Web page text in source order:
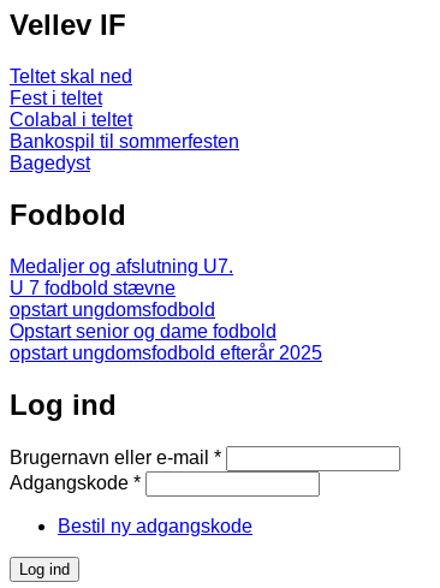
Vellev IF
Teltet skal ned
Fest i teltet
Colabal i teltet
Bankospil til sommerfesten
Bagedyst
Fodbold
Medaljer og afslutning U7.
U 7 fodbold stævne
opstart ungdomsfodbold
Opstart senior og dame fodbold
opstart ungdomsfodbold efterår 2025
Log ind
Brugernavn eller e-mail *
Adgangskode *
Bestil ny adgangskode